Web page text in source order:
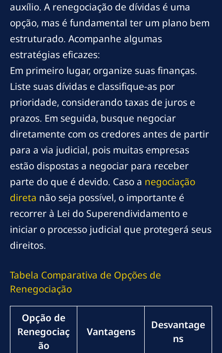
auxílio. A renegociação de dívidas é uma
opção, mas é fundamental ter um plano bem
estruturado. Acompanhe algumas
estratégias eficazes:
Em primeiro lugar, organize suas finanças.
Liste suas dívidas e classifique-as por
prioridade, considerando taxas de juros e
prazos. Em seguida, busque negociar
diretamente com os credores antes de partir
para a via judicial, pois muitas empresas
estão dispostas a negociar para receber
parte do que é devido. Caso a negociação
direta não seja possível, o importante é
recorrer à Lei do Superendividamento e
iniciar o processo judicial que protegerá seus
direitos.
Tabela Comparativa de Opções de
Renegociação
Opção de
Renegociaç
ão
Vantagens
Desvantage
ns